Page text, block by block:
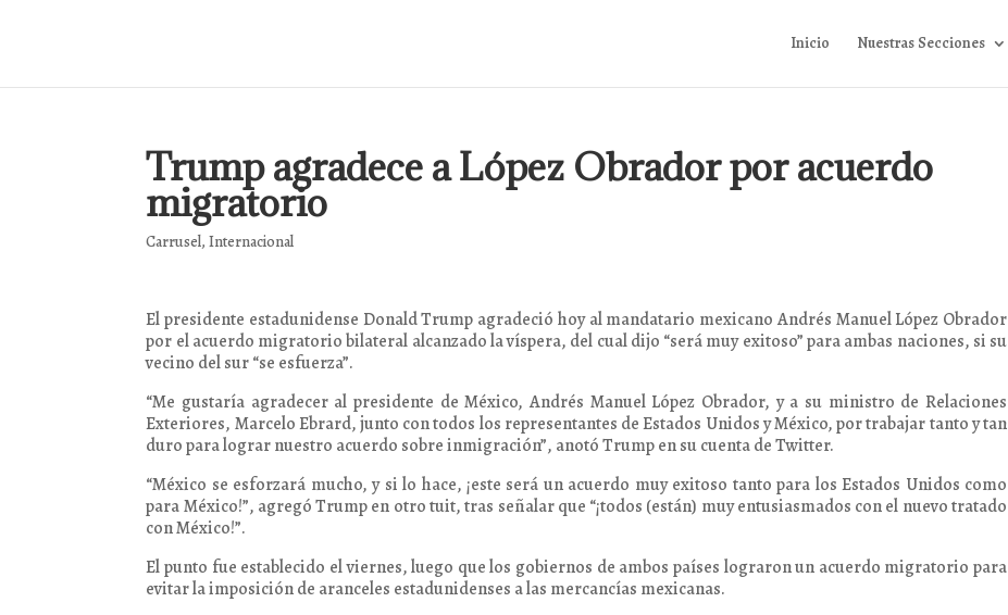
Inicio Nuestras Secciones
Trump agradece a López Obrador por acuerdo
migratorio
Carrusel,Internacional
El presidente estadunidense Donald Trump agradeció hoy al mandatario mexicano Andrés Manuel López Obrador
por el acuerdo migratorio bilateral alcanzado la víspera, del cual dijo “será muy exitoso” para ambas naciones, si su
vecino del sur “se esfuerza”.
“Me gustaría agradecer al presidente de México, Andrés Manuel López Obrador, y a su ministro de Relaciones
Exteriores, Marcelo Ebrard, junto con todos los representantes de Estados Unidos y México, por trabajar tanto y tan
duro para lograr nuestro acuerdo sobre inmigración”, anotó Trump en su cuenta de Twitter.
“México se esforzará mucho, y si lo hace, ¡este será un acuerdo muy exitoso tanto para los Estados Unidos como
para México!”, agregó Trump en otro tuit, tras señalar que “¡todos (están) muy entusiasmados con el nuevo tratado
con México!”.
El punto fue establecido el viernes, luego que los gobiernos de ambos países lograron un acuerdo migratorio para
evitar la imposición de aranceles estadunidenses a las mercancías mexicanas.